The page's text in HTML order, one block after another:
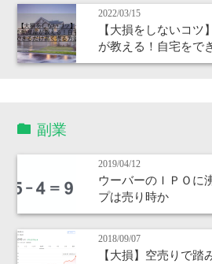
2022/03/15
【大損をしないコツ
が教える！自宅をで
副業
2019/04/12
ウーバーのＩＰＯに
プは売り時か
2018/09/07
【大損】空売りで踏